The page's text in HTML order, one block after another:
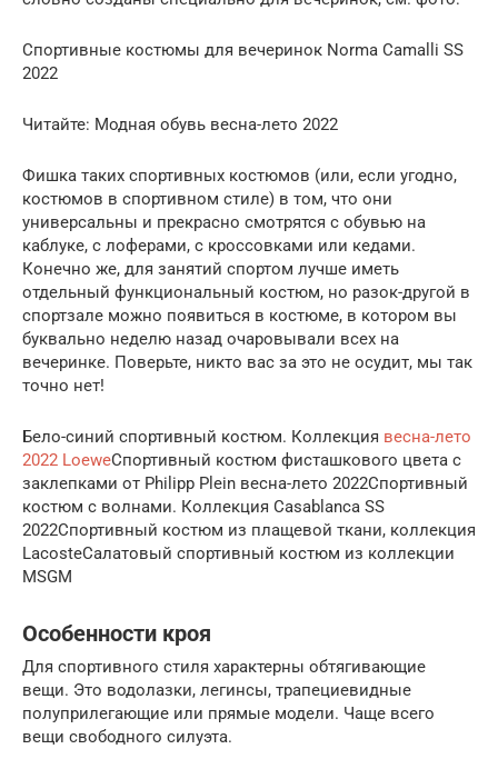
Спортивные костюмы для вечеринок Norma Camalli SS
2022
Читайте: Модная обувь весна-лето 2022
Фишка таких спортивных костюмов (или, если угодно,
костюмов в спортивном стиле) в том, что они
универсальны и прекрасно смотрятся с обувью на
каблуке, с лоферами, с кроссовками или кедами.
Конечно же, для занятий спортом лучше иметь
отдельный функциональный костюм, но разок-другой в
спортзале можно появиться в костюме, в котором вы
буквально неделю назад очаровывали всех на
вечеринке. Поверьте, никто вас за это не осудит, мы так
точно нет!
Бело-синий спортивный костюм. Коллекция весна-лето
2022 LoeweСпортивный костюм фисташкового цвета с
заклепками от Philipp Plein весна-лето 2022Спортивный
костюм с волнами. Коллекция Casablanca SS
2022Спортивный костюм из плащевой ткани, коллекция
LacosteСалатовый спортивный костюм из коллекции
MSGM
Особенности кроя
Для спортивного стиля характерны обтягивающие
вещи. Это водолазки, легинсы, трапециевидные
полуприлегающие или прямые модели. Чаще всего
вещи свободного силуэта.